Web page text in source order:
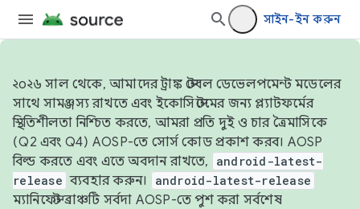
সাইন-ইন করুন
২০২৬ সাল থেকে, আমাদের ট্রাঙ্ক স্টেবল ডেভেলপমেন্ট মডেলের
সাথে সামঞ্জস্য রাখতে এবং ইকোসিস্টেমের জন্য প্ল্যাটফর্মের
স্থিতিশীলতা নিশ্চিত করতে, আমরা প্রতি দুই ও চার ত্রৈমাসিকে
(Q2 এবং Q4) AOSP-তে সোর্স কোড প্রকাশ করব। AOSP
বিল্ড করতে এবং এতে অবদান রাখতে,
android-latest-
release ব্যবহার করুন। android-latest-release
ম্যানিফেস্ট ব্রাঞ্চটি সর্বদা AOSP-তে পুশ করা সর্বশেষ